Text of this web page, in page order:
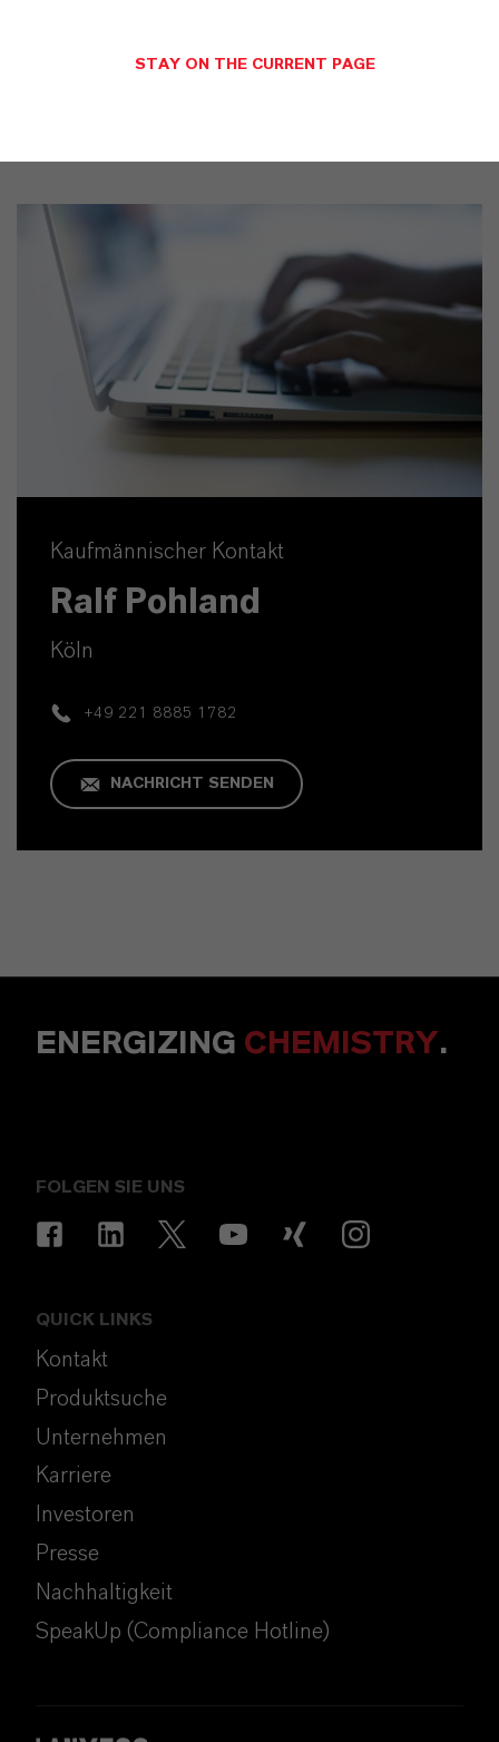
Kaufmännischer Kontakt
Ralf Pohland
Köln
+49 221 8885 1782
NACHRICHT SENDEN
ENERGIZING CHEMISTRY.
FOLGEN SIE UNS
QUICK LINKS
Kontakt
Produktsuche
Unternehmen
Karriere
Investoren
Presse
Nachhaltigkeit
SpeakUp (Compliance Hotline)
STAY ON THE CURRENT PAGE